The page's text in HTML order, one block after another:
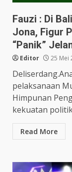
Fauzi : Di
Jona, Figur
“Panik”
Editor 25 Mei
pelaksanaan
Himpunan
kekuatan politik
Read More